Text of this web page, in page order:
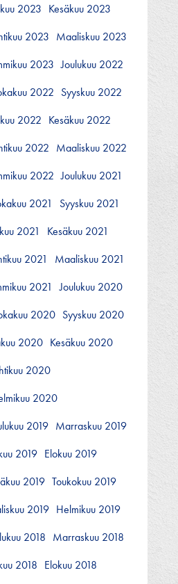
2023 Kesäkuu 2023
2023 Maaliskuu 2023
2023 Joulukuu 2022
2022 Syyskuu 2022
2022 Kesäkuu 2022
2022 Maaliskuu 2022
2022 Joulukuu 2021
2021
Syyskuu 2021
2021
Kesäkuu 2021
2021
Maaliskuu 2021
2021
Joulukuu 2020
2020 Syyskuu 2020
2020 Kesäkuu 2020
2020
2020
2019 Marraskuu 2019
2019 Elokuu 2019
2019 Toukokuu 2019
2019 Helmikuu 2019
2018 Marraskuu 2018
2018 Elokuu 2018